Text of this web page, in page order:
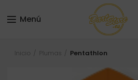
Menú
Inicio Plumas Pentathlon